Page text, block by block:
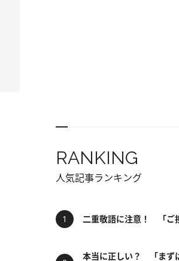
RANKING
人気記事ランキング
二重敬語に注意！ 「ご
本当に正しい？ 「まず